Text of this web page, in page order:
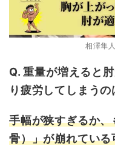
相澤隼
Q. 重量が増えると
り疲労してしまうの
手幅が狭すぎるか
骨）」が崩れてい